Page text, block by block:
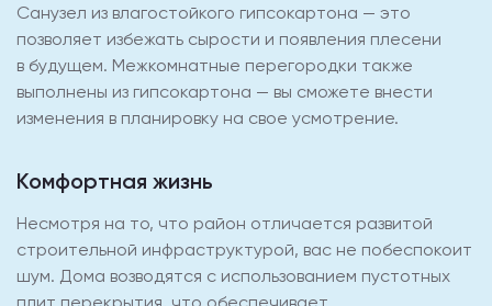
Санузел из влагостойкого гипсокартона — это
позволяет избежать сырости и появления плесени
в будущем. Межкомнатные перегородки также
выполнены из гипсокартона — вы сможете внести
изменения в планировку на свое усмотрение.
Комфортная жизнь
Несмотря на то, что район отличается развитой
строительной инфраструктурой, вас не побеспокоит
шум. Дома возводятся с использованием пустотных
плит перекрытия, что обеспечивает